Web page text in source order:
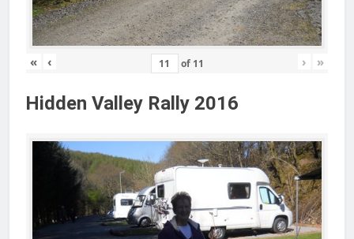
« ‹ of 11 › »
Hidden Valley Rally 2016